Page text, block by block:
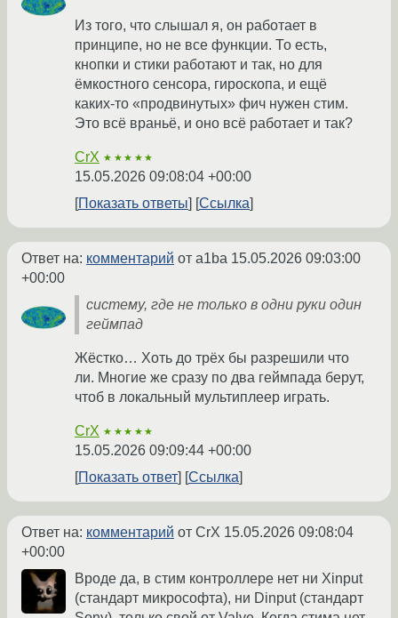
Из того, что слышал я, он работает в
принципе, но не все функции. То есть,
кнопки и стики работают и так, но для
ёмкостного сенсора, гироскопа, и ещё
каких-то «продвинутых» фич нужен стим.
Это всё враньё, и оно всё работает и так?
CrX ★★★★★
15.05.2026 09:08:04 +00:00
Показать ответы
Ссылка
Ответ на: комментарий от a1ba 15.05.2026 09:03:00
+00:00
систему, где не только в одни руки один
геймпад
Жёстко… Хоть до трёх бы разрешили что
ли. Многие же сразу по два геймпада берут,
чтоб в локальный мультиплеер играть.
CrX ★★★★★
15.05.2026 09:09:44 +00:00
Показать ответ
Ссылка
Ответ на: комментарий от CrX 15.05.2026 09:08:04
+00:00
Вроде да, в стим контроллере нет ни Xinput
(стандарт микрософта), ни Dinput (стандарт